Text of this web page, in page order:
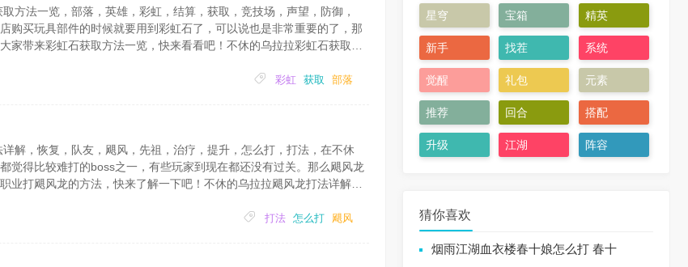
方法一览，部落，英雄，彩虹，结算，获取，竞技场，声望，防御，
购买玩具部件的时候就要用到彩虹石了，可以说也是非常重要的了，那
家带来彩虹石获取方法一览，快来看看吧！不休的乌拉拉彩虹石获取方
部落战一种玩法)3、竞技场(赛季...
彩虹 获取 部落
解，恢复，队友，飓风，先祖，治疗，提升，怎么打，打法，在不休
觉得比较难打的boss之一，有些玩家到现在都还没有过关。那么飓风龙
业打飓风龙的方法，快来了解一下吧！不休的乌拉拉飓风龙打法详解术
亡时印记将转移...
打法 怎么打 飓风
星穹 宝箱 精英
新手 找茬 系统
觉醒 礼包 元素
推荐 回合 搭配
升级 江湖 阵容
猜你喜欢
烟雨江湖血衣楼春十娘怎么打 春十